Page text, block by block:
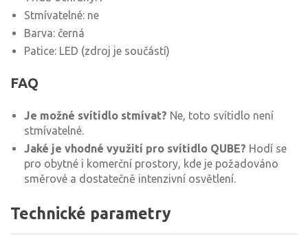
Stmívatelné: ne
Barva: černá
Patice: LED (zdroj je součástí)
FAQ
Je možné svítidlo stmívat? Ne, toto svítidlo není
stmívatelné.
Jaké je vhodné využití pro svítidlo QUBE? Hodí se
pro obytné i komerční prostory, kde je požadováno
směrové a dostatečně intenzivní osvětlení.
Technické parametry